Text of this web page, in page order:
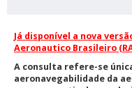
Já disponível a nova
Aeronautico Brasileiro
A consulta refere-se
aeronavegabilidade da